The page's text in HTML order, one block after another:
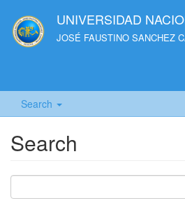
UNIVERSIDAD
JOSÉ FAUSTINO SANCHEZ
Search
Search